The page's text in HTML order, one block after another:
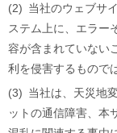
(2) 当社のウェブサ
ステム上に、エラー
容が含まれていない
利を侵害するもので
(3) 当社は、天災地
ットの通信障害、本